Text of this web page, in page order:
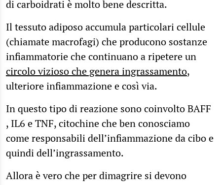
di carboidrati è molto bene descritta.
Il tessuto adiposo accumula particolari cellule
(chiamate macrofagi) che producono sostanze
infiammatorie che continuano a ripetere un
circolo vizioso che genera ingrassamento,
ulteriore infiammazione e così via.
In questo tipo di reazione sono coinvolto BAFF
, IL6 e TNF, citochine che ben conosciamo
come responsabili dell’infiammazione da cibo e
quindi dell’ingrassamento.
Allora è vero che per dimagrire si devono